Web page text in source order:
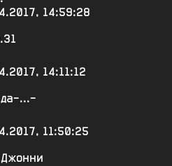
14:59:28
14:11:12
...-
11:50:25